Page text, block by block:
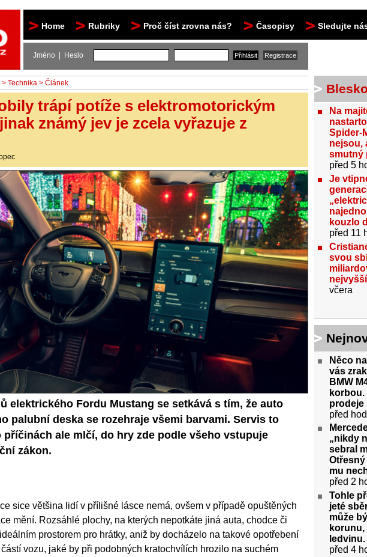
Home Rubriky Proč číst zrovna nás? Časopisy Sledujte
Jméno | Heslo
> Technika > Článek
trápí potíže s elektromotorickým
známý jev je zcela vyřazuje z
elektrického Fordu Mustang se setkává s tím, že auto
palubní deska se rozehraje všemi barvami. Servis to
příčinách ale mlčí, do hry zde podle všeho vstupuje
zákon.
sice většina lidí v přílišné lásce nemá, ovšem v případě opuštěných
mění. Rozsáhlé plochy, na kterých nepotkáte jiná auta, chodce či
prostorem pro hrátky, aniž by docházelo na takové opotřebení
vozu, jaké by při podobných kratochvílích hrozilo na suchém
Na
Spider-
nejsou,
smutný
před 5
Je
kouzlo
před 11
svou
včera
Něco
vás
BMW
prodeje
před
„nikdy
sebral
mu
před 2
Tohle
jeté
může
před 4